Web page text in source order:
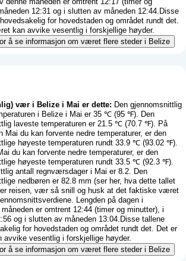
12:31 og i slutten av måneden 12:44.Disse
for hovedstaden og området rundt det.
kan avvike vesentlig i forskjellige høyder.
å se informasjon om været flere steder i Belize
vær i Belize i Mai er dette: Den gjennomsnittlig
i Belize i Mai er 35 ℃ (95 ℉). Den
laveste temperaturen er 21.5 ℃ (70.7 ℉). På
Mai du kan forvente nedre temperaturer, er den
høyeste temperaturen rundt 33.9 ℃ (93.02 ℉).
du kan forvente nedre temperaturer, er den
høyeste temperaturen rundt 33.5 ℃ (92.3 ℉).
antall regnværsdager i Mai er 8.2. Den
nedbøren er 82.8 mm (ser her, hva dette tallet
reisen, vær så snill og husk at det faktiske været
Lengden på dagen i
er omtrent 12:44 (timer og minutter), i
og i slutten av måneden 13:04.Disse tallene
for hovedstaden og området rundt det. Det er
vesentlig i forskjellige høyder.
å se informasjon om været flere steder i Belize